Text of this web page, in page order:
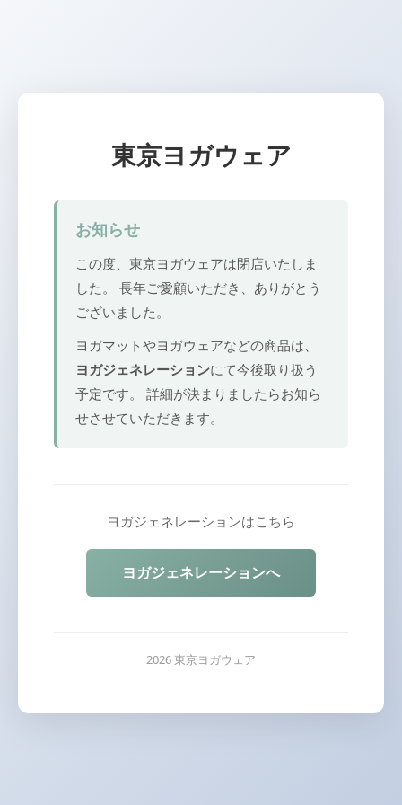
東京ヨガウェア
お知らせ
この度、東京ヨガウェアは閉店いたしま
した。 長年ご愛顧いただき、ありがとう
ございました。
ヨガマットやヨガウェアなどの商品は、
ヨガジェネレーションにて今後取り扱う
予定です。 詳細が決まりましたらお知ら
せさせていただきます。
ヨガジェネレーションはこちら
ヨガジェネレーションへ
2026 東京ヨガウェア